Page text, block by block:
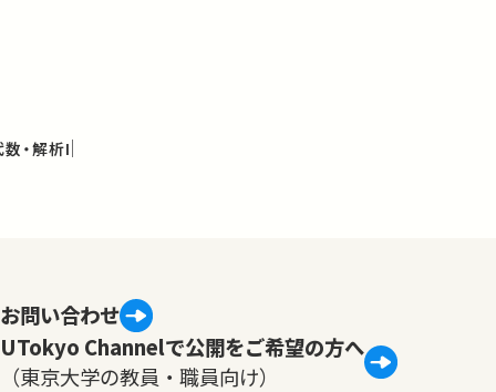
・解析I
お問い合わせ
UTokyo Channelで公開をご希望の方へ
（東京大学の教員・職員向け）